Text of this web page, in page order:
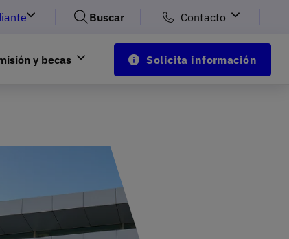
Buscar Contacto
y becas Solicita información